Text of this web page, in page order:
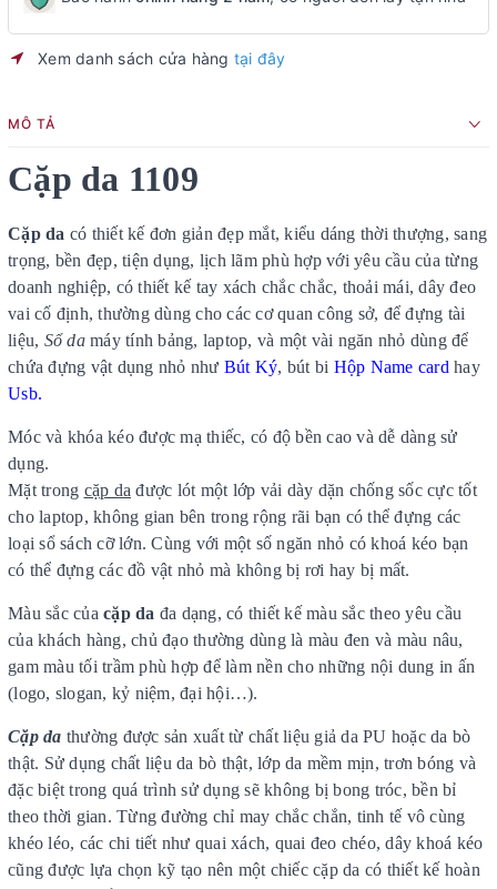
Xem danh sách cửa hàng tại đây
MÔ TẢ
Cặp da 1109
Cặp da có thiết kế đơn giản đẹp mắt, kiểu dáng thời thượng, sang
trọng, bền đẹp, tiện dụng, lịch lãm phù hợp với yêu cầu của từng
doanh nghiệp, có thiết kế tay xách chắc chắc, thoải mái, dây đeo
vai cố định, thường dùng cho các cơ quan công sở, để đựng tài
liệu, Sổ damáy tính bảng, laptop, và một vài ngăn nhỏ dùng để
chứa đựng vật dụng nhỏ như Bút Ký, bút bi Hộp Name card hay
Usb.
Móc và khóa kéo được mạ thiếc, có độ bền cao và dễ dàng sử
dụng.
Mặt trong cặp da được lót một lớp vải dày dặn chống sốc cực tốt
cho laptop, không gian bên trong rộng rãi bạn có thể đựng các
loại sổ sách cỡ lớn. Cùng với một số ngăn nhỏ có khoá kéo bạn
có thể đựng các đồ vật nhỏ mà không bị rơi hay bị mất.
Màu sắc của cặp da đa dạng, có thiết kế màu sắc theo yêu cầu
của khách hàng, chủ đạo thường dùng là màu đen và màu nâu,
gam màu tối trầm phù hợp để làm nền cho những nội dung in ấn
(logo, slogan, kỷ niệm, đại hội…).
Cặp da thường được sản xuất từ chất liệu giả da PU hoặc da bò
thật. Sử dụng chất liệu da bò thật, lớp da mềm mịn, trơn bóng và
đặc biệt trong quá trình sử dụng sẽ không bị bong tróc, bền bỉ
theo thời gian. Từng đường chỉ may chắc chắn, tinh tế vô cùng
khéo léo, các chi tiết như quai xách, quai đeo chéo, dây khoá kéo
cũng được lựa chọn kỹ tạo nên một chiếc cặp da có thiết kế hoàn